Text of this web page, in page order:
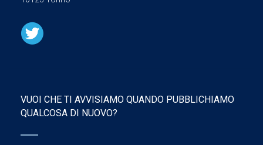
VUOI CHE TI AVVISIAMO QUANDO PUBBLICHIAMO
QUALCOSA DI NUOVO?